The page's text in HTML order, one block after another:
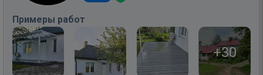
Примеры работ
+30